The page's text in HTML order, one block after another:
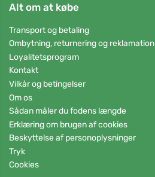
Alt om at købe
Transport og betaling
Ombytning, returnering og reklamation
Loyalitetsprogram
Kontakt
Vilkår og betingelser
Om os
Sådan måler du fodens længde
Erklæring om brugen af cookies
Beskyttelse af personoplysninger
Tryk
Cookies